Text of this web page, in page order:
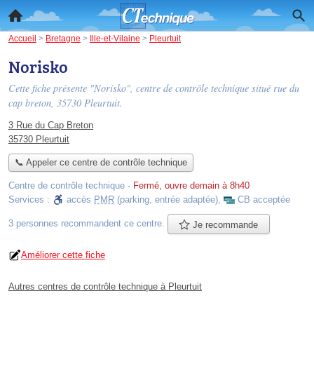
Accueil > Bretagne > Ille-et-Vilaine > Pleurtuit
Norisko
Cette fiche présente "Norisko", centre de contrôle technique situé rue du
cap breton, 35730 Pleurtuit.
3 Rue du Cap Breton
35730 Pleurtuit
📞 Appeler ce centre de contrôle technique
Centre de contrôle technique - Fermé, ouvre demain à 8h40
Services :
accès PMR (parking, entrée adaptée), CB acceptée
3 personnes recommandent ce centre. Je recommande
Améliorer cette fiche
Autres centres de contrôle technique à Pleurtuit